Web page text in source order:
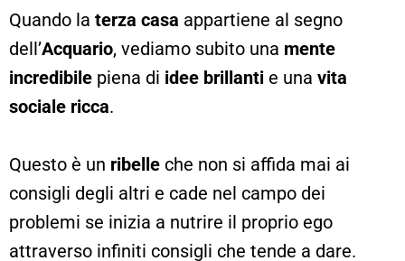
Quando la terza casa appartiene al segno
dell’Acquario, vediamo subito una mente
incredibile piena di idee brillanti e una vita
sociale ricca.
Questo è un ribelle che non si affida mai ai
consigli degli altri e cade nel campo dei
problemi se inizia a nutrire il proprio ego
attraverso infiniti consigli che tende a dare.